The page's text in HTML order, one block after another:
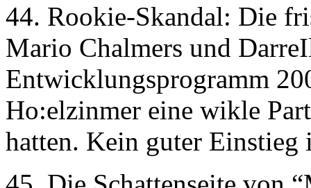
44. Rookie-Skandal: Die
Mario Chalmers und
Entwicklungsprogramm
Ho:elzinmer eine wikle
hatten. Kein guter